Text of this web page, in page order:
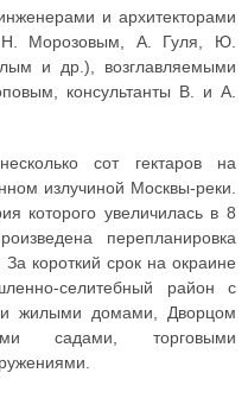
и архитекторами
Н. Морозовым, А. Гуля, Ю.
и др.), возглавляемыми
консультанты В. и А.
сот гектаров на
излучиной Москвы-реки.
которого увеличилась в 8
перепланировка
короткий срок на окраине
селитебный район с
жилыми домами, Дворцом
садами, торговыми